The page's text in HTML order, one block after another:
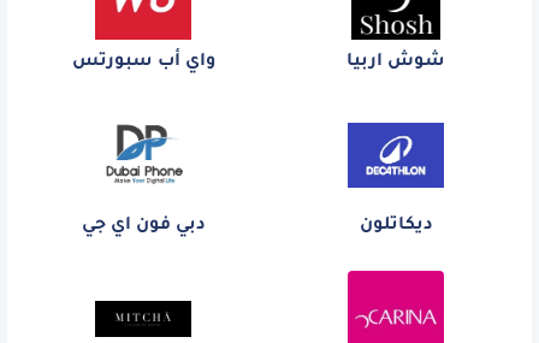
شوش اربيا واي أب سبورتس
ديكاتلون دبي فون اي جي